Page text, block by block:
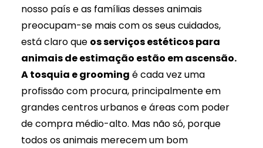
nosso país e as famílias desses animais
preocupam-se mais com os seus cuidados,
está claro que os serviços estéticos para
animais de estimação estão em ascensão.
A tosquia e grooming é cada vez uma
profissão com procura, principalmente em
grandes centros urbanos e áreas com poder
de compra médio-alto. Mas não só, porque
todos os animais merecem um bom